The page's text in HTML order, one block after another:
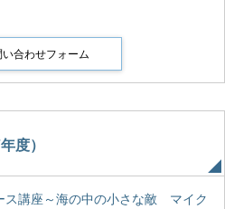
度）
ス講座～海の中の小さな敵 マイク